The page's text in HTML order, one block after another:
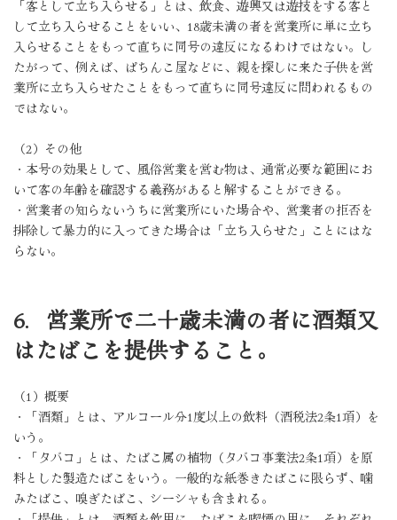
「客として立ち入らせる」とは、飲食、遊興又は遊技をする客と
して立ち入らせることをいい、18歳未満の者を営業所に単に立ち
入らせることをもって直ちに同号の違反になるわけではない。し
たがって、例えば、ぱちんこ屋などに、親を探しに来た子供を営
業所に立ち入らせたことをもって直ちに同号違反に問われるもの
ではない。
（2）その他
・本号の効果として、風俗営業を営む物は、通常必要な範囲にお
いて客の年齢を確認する義務があると解することができる。
・営業者の知らないうちに営業所にいた場合や、営業者の拒否を
排除して暴力的に入ってきた場合は「立ち入らせた」ことにはな
らない。
6．営業所で二十歳未満の者に酒類又
はたばこを提供すること。
（1）概要
・「酒類」とは、アルコール分1度以上の飲料（酒税法2条1項）を
いう。
・「タバコ」とは、たばこ属の植物（タバコ事業法2条1項）を原
料とした製造たばこをいう。一般的な紙巻きたばこに限らず、噛
みたばこ、嗅ぎたばこ、シーシャも含まれる。